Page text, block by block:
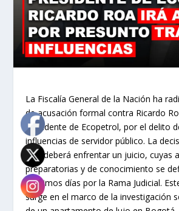
La Fiscalía General de la Nación ha
de acusación formal contra Ricardo
presidente de Ecopetrol, por el delito
influencias de servidor público. La
Roa deberá enfrentar un juicio, cuyas
preparatorias y de conocimiento se
próximos días por la Rama Judicial.
surge en el marco de la investigación